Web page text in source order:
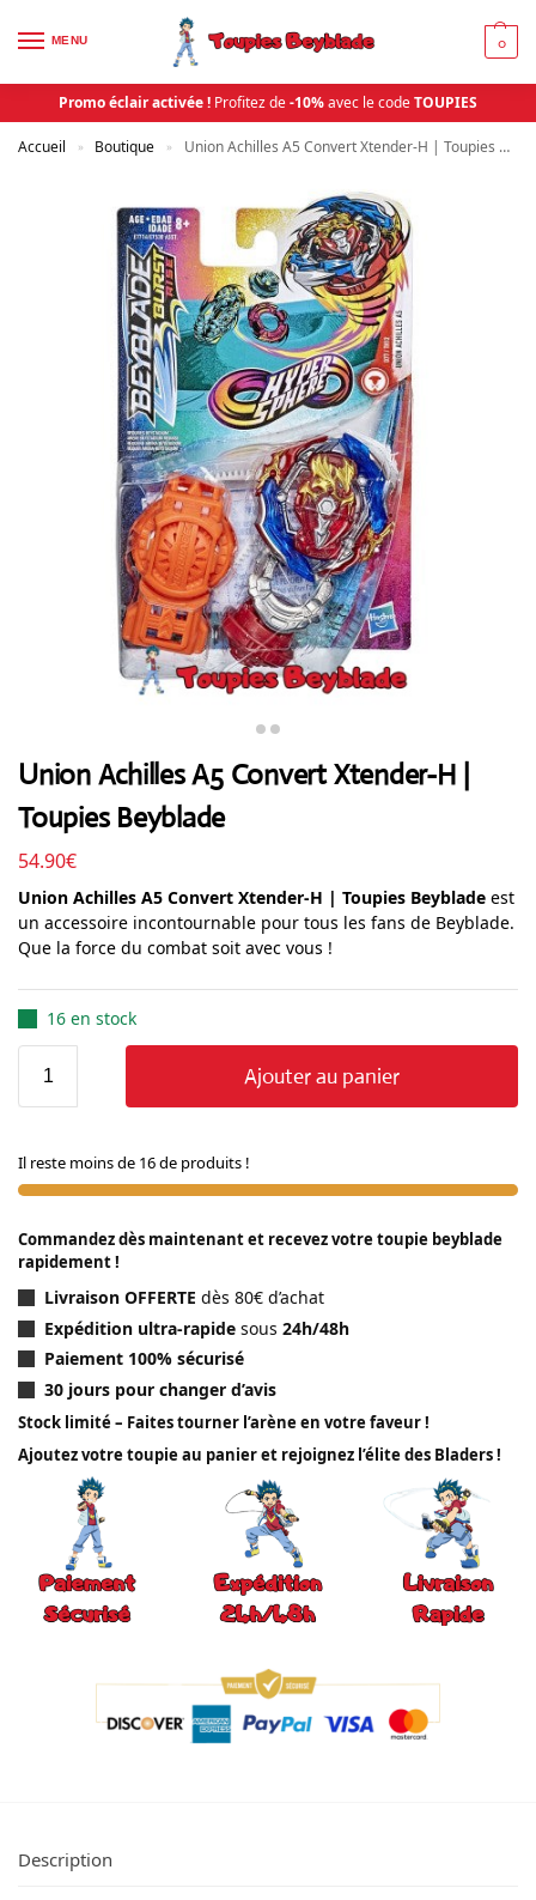
MENU 0
Promo éclair activée ! Profitez de-10%avec le codeTOUPIES
Accueil » Boutique » Union Achilles A5 Convert Xtender-H | Toupies Beyblade
Union Achilles A5 Convert Xtender-H |
Toupies Beyblade
54.90€
Union Achilles A5 Convert Xtender-H | Toupies Beyblade est
un accessoire incontournable pour tous les fans de Beyblade.
Que la force du combat soit avec vous !
16 en stock
Ajouter au panier
Il reste moins de 16 de produits !
Commandez dès maintenant et recevez votre toupie beyblade
rapidement !
Livraison OFFERTE dès 80€ d’achat
Expédition ultra-rapide sous 24h/48h
Paiement 100% sécurisé
30 jours pour changer d’avis
Stock limité – Faites tourner l’arène en votre faveur !
Ajoutez votre toupie au panier et rejoignez l’élite des Bladers !
Description